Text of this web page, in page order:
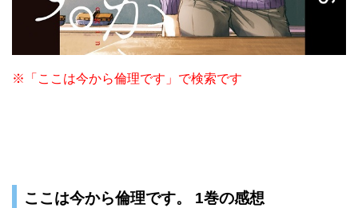
※「ここは今から倫理です」で検索です
ここは今から倫理です。 1巻の感想